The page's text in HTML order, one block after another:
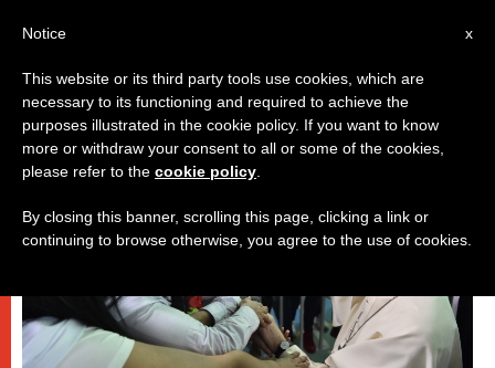
DICASTERI,PAPI
x
Notice
This website or its third party tools use cookies, which are
necessary to its functioning and required to achieve the
purposes illustrated in the cookie policy. If you want to know
more or withdraw your consent to all or some of the cookies,
please refer to the cookie policy
By closing this banner, scrolling this page, clicking a link or
continuing to browse otherwise, you agree to the use of cookies.